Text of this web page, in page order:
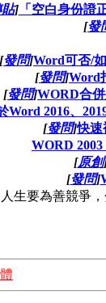
]「空白身份證
[發
[發問]Word可否/
[發問]Word
[發問]WORD合
Word 2016、
[發問]快速
WORD
[原創
[發問]
生要為善競爭，